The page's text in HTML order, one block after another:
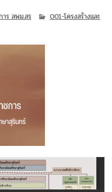
าร สพม.สร
O01-โครงสร้างและ